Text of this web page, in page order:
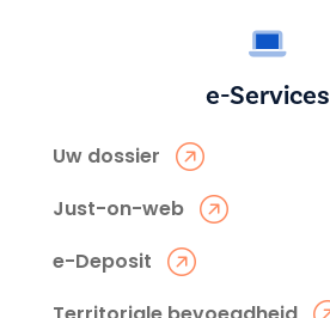
e-Services
Uw dossier
Just-on-web
e-Deposit